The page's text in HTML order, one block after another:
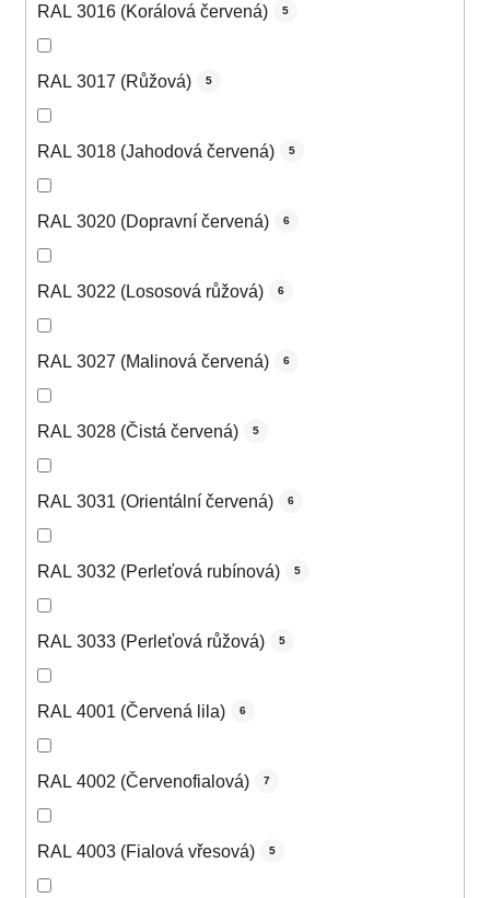
RAL 3016 (Korálová červená) 5
RAL 3017 (Růžová) 5
RAL 3018 (Jahodová červená) 5
RAL 3020 (Dopravní červená) 6
RAL 3022 (Lososová růžová) 6
RAL 3027 (Malinová červená) 6
RAL 3028 (Čistá červená) 5
RAL 3031 (Orientální červená) 6
RAL 3032 (Perleťová rubínová) 5
RAL 3033 (Perleťová růžová) 5
RAL 4001 (Červená lila) 6
RAL 4002 (Červenofialová) 7
RAL 4003 (Fialová vřesová) 5